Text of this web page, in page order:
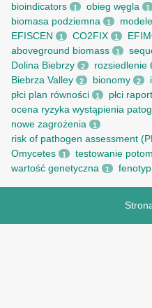
bioindicators 1 obieg węgla 1
biomasa podziemna 1
EFISCEN 1 CO2FIX 1
aboveground biomass 1
Dolina Biebrzy 2 rozsiedlenie
Biebrza Valley 2 bionomy 2
płci plan równości 1 płci raport
ocena ryzyka wystąpienia
nowe zagrożenia 1
risk of pathogen assessment
Omycetes 1 testowanie
wartość genetyczna 1 fenotyp